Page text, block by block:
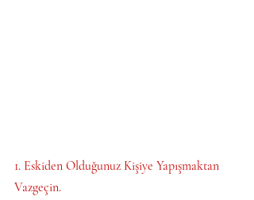
1. Eskiden Olduğunuz Kişiye Yapışmaktan
Vazgeçin.